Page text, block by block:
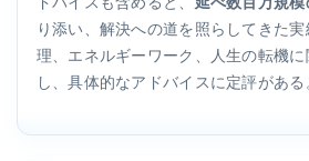
り添い、解決への道を照らしてきた
理、エネルギーワーク、人生の転機
し、具体的なアドバイスに定評がある